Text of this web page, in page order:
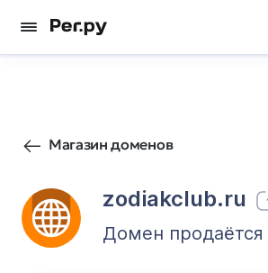
Магазин доменов
zodiakclub.ru
Домен продаётся